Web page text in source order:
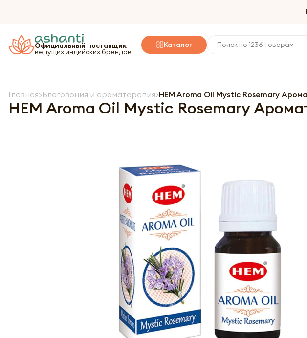
Официальный поставщик
ведущих индийских брендов
Каталог
Главная Благовония и ароматерапия HEM Aroma Oil Mystic Rosemary
HEM Aroma Oil Mystic Rosemary